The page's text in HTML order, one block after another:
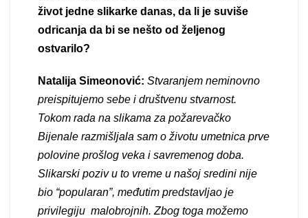
život jedne slikarke danas, da li je suviše
odricanja da bi se nešto od željenog
ostvarilo?
Natalija Simeonović: Stvaranjem neminovno
preispitujemo sebe i društvenu stvarnost.
Tokom rada na slikama za požarevačko
Bijenale razmišljala sam o životu umetnica prve
polovine prošlog veka i savremenog doba.
Slikarski poziv u to vreme u našoj sredini nije
bio “popularan”, međutim predstavljao je
privilegiju malobrojnih. Zbog toga možemo